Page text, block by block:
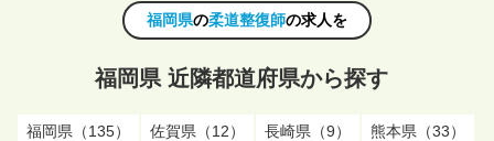
福岡県の柔道整復師の求人を
福岡県 近隣都道府県から探す
福岡県（135） 佐賀県（12） 長崎県（9）
熊本県（33）